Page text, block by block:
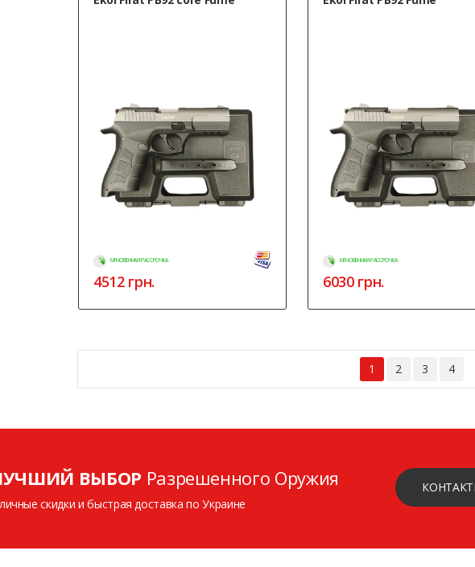
МГНОВЕННАЯ РАССРОЧКА
4512грн.
МГНОВЕННАЯ РАССРОЧКА
6030грн.
1 2 3 4
ВЫБОР Разрешенного Оружия
скидки и быстрая доставка по Украине